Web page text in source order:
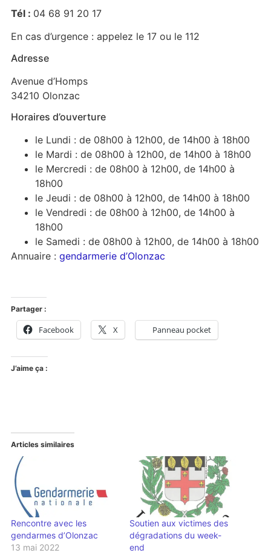
Tél : 04 68 91 20 17
En cas d’urgence : appelez le 17 ou le 112
Adresse
Avenue d’Homps
34210 Olonzac
Horaires d’ouverture
le Lundi : de 08h00 à 12h00, de 14h00 à 18h00
le Mardi : de 08h00 à 12h00, de 14h00 à 18h00
le Mercredi : de 08h00 à 12h00, de 14h00 à
18h00
le Jeudi : de 08h00 à 12h00, de 14h00 à 18h00
le Vendredi : de 08h00 à 12h00, de 14h00 à
18h00
le Samedi : de 08h00 à 12h00, de 14h00 à 18h00
Annuaire : gendarmerie d’Olonzac
Partager :
Facebook X Panneau pocket
J’aime ça :
Articles similaires
Rencontre avec les
gendarmes d’Olonzac
13 mai 2022
Soutien aux victimes des
dégradations du week-
end